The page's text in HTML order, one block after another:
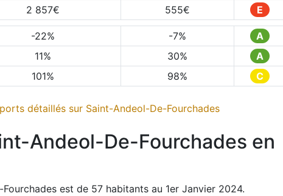
2 857€ 555€ E
-22% -7%
A
11% 30%
A
101% 98% C
détaillés sur Saint-Andeol-De-Fourchades
Andeol-De-Fourchades en
est de 57 habitants au 1er Janvier 2024.